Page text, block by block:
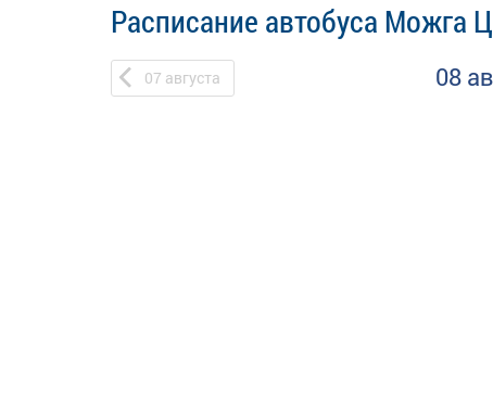
Расписание автобуса Можга
07 августа 08